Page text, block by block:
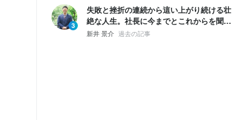
3
失敗と挫折の連続から這い上がり続ける壮
絶な人生。社長に今までとこれからを聞い
てみた。
新井 景介 過去の記事